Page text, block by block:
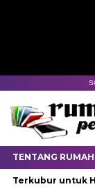
TENTANG
untuk Hidup